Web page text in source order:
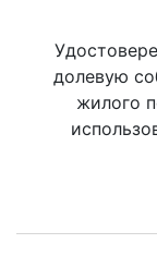
долевую
жилого